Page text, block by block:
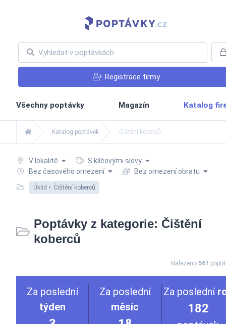
Registrace firmy
Všechny poptávky Magazín Katalog
Katalog poptávek Čištění koberců
V lokalitě
S klíčovými slovy
Bez časového omezení
Bez omezení obratu
Úklid Čištění koberců
Poptávky z kategorie: Čištění
koberců
Nalezeno 561
Za poslední
týden
Za poslední
měsíc
Za poslední
182